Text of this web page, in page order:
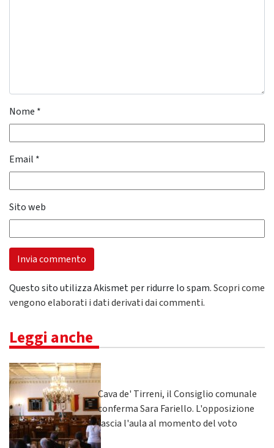
Nome *
Email *
Sito web
Questo sito utilizza Akismet per ridurre lo spam.Scopri come
vengono elaborati i dati derivati dai commenti.
Leggi anche
Cava de' Tirreni, il Consiglio comunale
conferma Sara Fariello. L'opposizione
lascia l'aula al momento del voto